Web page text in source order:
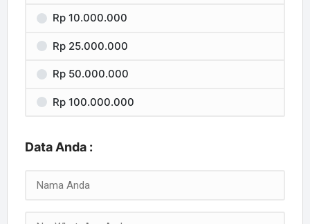
Rp 10.000.000
Rp 25.000.000
Rp 50.000.000
Rp 100.000.000
Data Anda :